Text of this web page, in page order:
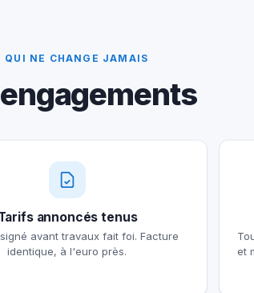
QUI NE CHANGE JAMAIS
annoncés tenus
avant travaux fait foi. Facture
identique, à l'euro près.
et